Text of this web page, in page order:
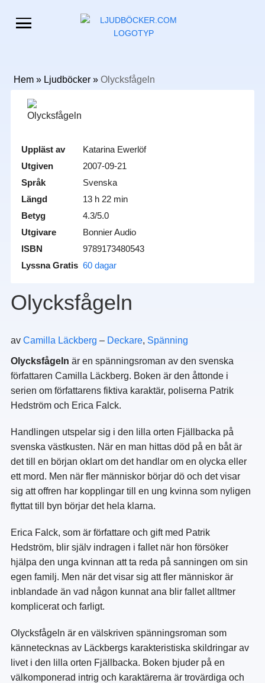
Hem» Ljudböcker» Olycksfågeln
Uppläst av
Katarina Ewerlöf
Utgiven
2007-09-21
Språk
Svenska
Längd
13 h 22 min
Betyg
4.3/5.0
Utgivare
Bonnier Audio
ISBN
9789173480543
Lyssna Gratis 60 dagar
Olycksfågeln
av Camilla Läckberg – Deckare, Spänning
Olycksfågeln är en spänningsroman av den svenska
författaren Camilla Läckberg. Boken är den åttonde i
serien om författarens fiktiva karaktär, poliserna Patrik
Hedström och Erica Falck.
Handlingen utspelar sig i den lilla orten Fjällbacka på
svenska västkusten. När en man hittas död på en båt är
det till en början oklart om det handlar om en olycka eller
ett mord. Men när fler människor börjar dö och det visar
sig att offren har kopplingar till en ung kvinna som nyligen
flyttat till byn börjar det hela klarna.
Erica Falck, som är författare och gift med Patrik
Hedström, blir själv indragen i fallet när hon försöker
hjälpa den unga kvinnan att ta reda på sanningen om sin
egen familj. Men när det visar sig att fler människor är
inblandade än vad någon kunnat ana blir fallet alltmer
komplicerat och farligt.
Olycksfågeln är en välskriven spänningsroman som
kännetecknas av Läckbergs karakteristiska skildringar av
livet i den lilla orten Fjällbacka. Boken bjuder på en
välkomponerad intrig och karaktärerna är trovärdiga och